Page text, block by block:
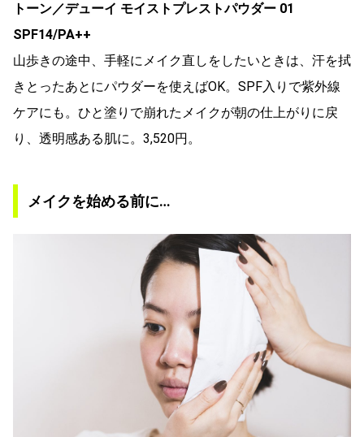
トーン／デューイ モイストプレストパウダー 01
SPF14/PA++
山歩きの途中、手軽にメイク直しをしたいときは、汗を拭
きとったあとにパウダーを使えばOK。SPF入りで紫外線
ケアにも。ひと塗りで崩れたメイクが朝の仕上がりに戻
り、透明感ある肌に。3,520円。
メイクを始める前に…